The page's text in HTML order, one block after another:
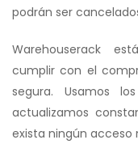
podrán ser
Warehouserack
cumplir con el
segura. Usamos
actualizamos
exista ningún acceso